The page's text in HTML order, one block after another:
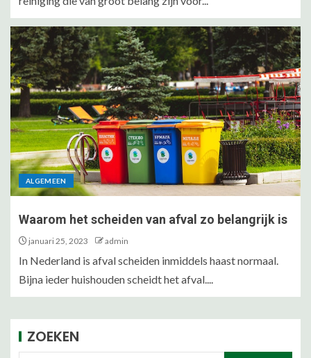
ALGEMEEN
Waarom het scheiden van afval zo belangrijk is
januari 25, 2023 admin
In Nederland is afval scheiden inmiddels haast normaal.
Bijna ieder huishouden scheidt het afval....
ZOEKEN